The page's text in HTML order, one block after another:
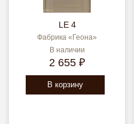
LE 4
Фабрика «Геона»
В наличии
2 655 ₽
В корзину